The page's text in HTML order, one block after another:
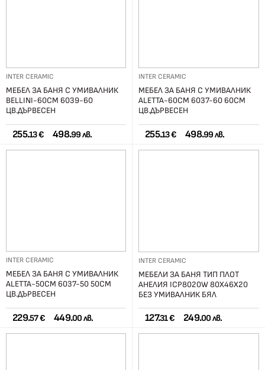
INTER CERAMIC
МЕБЕЛ ЗА БАНЯ С УМИВАЛНИК
BELLINI-60СМ 6039-60
ЦВ.ДЪРВЕСЕН
255.13 € 498.99 лв.
INTER CERAMIC
МЕБЕЛ ЗА БАНЯ С УМИВАЛНИК
ALETTA-60СМ 6037-60 60СМ
ЦВ.ДЪРВЕСЕН
255.13 € 498.99 лв.
INTER CERAMIC
МЕБЕЛ ЗА БАНЯ С УМИВАЛНИК
ALETTA-50СМ 6037-50 50СМ
ЦВ.ДЪРВЕСЕН
229.57 € 449.00 лв.
INTER CERAMIC
МЕБЕЛИ ЗА БАНЯ ТИП ПЛОТ
АНЕЛИЯ ICP8020W 80X46X20
БЕЗ УМИВАЛНИК БЯЛ
127.31 € 249.00 лв.